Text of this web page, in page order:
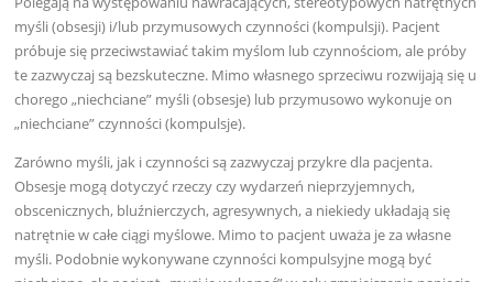
myśli (obsesji) i/lub przymusowych czynności (kompulsji). Pacjent
próbuje się przeciwstawiać takim myślom lub czynnościom, ale próby
te zazwyczaj są bezskuteczne. Mimo własnego sprzeciwu rozwijają się u
chorego „niechciane” myśli (obsesje) lub przymusowo wykonuje on
„niechciane” czynności (kompulsje).
Zarówno myśli, jak i czynności są zazwyczaj przykre dla pacjenta.
Obsesje mogą dotyczyć rzeczy czy wydarzeń nieprzyjemnych,
obscenicznych, bluźnierczych, agresywnych, a niekiedy układają się
natrętnie w całe ciągi myślowe. Mimo to pacjent uważa je za własne
myśli. Podobnie wykonywane czynności kompulsyjne mogą być